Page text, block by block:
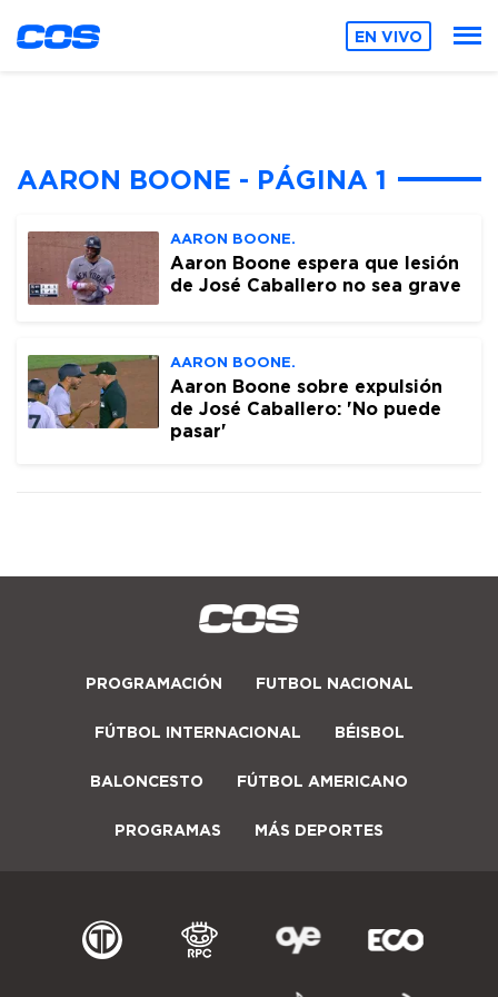
EN VIVO
AARON BOONE - PÁGINA 1
AARON BOONE.
Aaron Boone espera que lesión
de José Caballero no sea grave
AARON BOONE.
Aaron Boone sobre expulsión
de José Caballero: 'No puede
pasar'
PROGRAMACIÓN FUTBOL NACIONAL
FÚTBOL INTERNACIONAL BÉISBOL
BALONCESTO FÚTBOL AMERICANO
PROGRAMAS MÁS DEPORTES